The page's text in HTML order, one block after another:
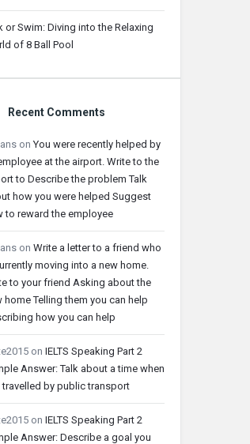
or Swim: Diving into the Relaxing
of 8 Ball Pool
Recent Comments
onYou were recently helped by
at the airport. Write to the
to Describe the problem Talk
how you were helped Suggest
to reward the employee
on Write a letter to a friend who
moving into a new home.
to your friend Asking about the
home Telling them you can help
how you can help
on IELTS Speaking Part 2
Answer: Talk about a time when
travelled by public transport
on IELTS Speaking Part 2
Answer: Describe a goal you